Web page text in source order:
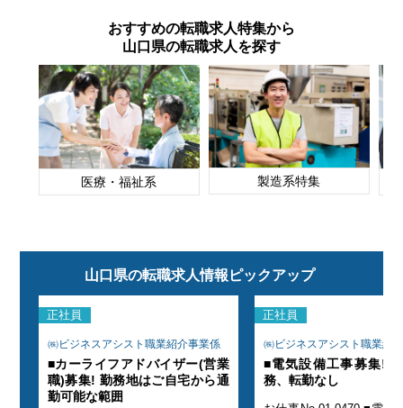
おすすめの転職求人特集から
山口県の転職求人を探す
医療・福祉系 製造系特集
山口県の転職求人情報ピックアップ
正社員
㈱ビジネスアシスト職業紹介事業係
■カーライフアドバイザー(営業
職)募集! 勤務地はご自宅から通
勤可能な範囲
正社員
㈱ビジネスアシスト職業紹
■電気設備工事募集!
務、転勤なし